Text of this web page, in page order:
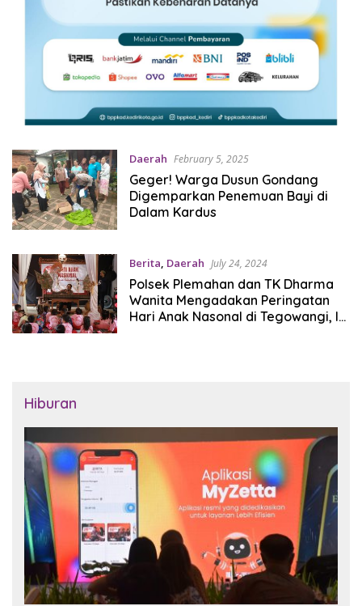
Daerah February 5, 2025
Geger! Warga Dusun Gondang
Digemparkan Penemuan Bayi di
Dalam Kardus
Berita, Daerah July 24, 2024
Polsek Plemahan dan TK Dharma
Wanita Mengadakan Peringatan
Hari Anak Nasonal di Tegowangi, Ini
Hiburan